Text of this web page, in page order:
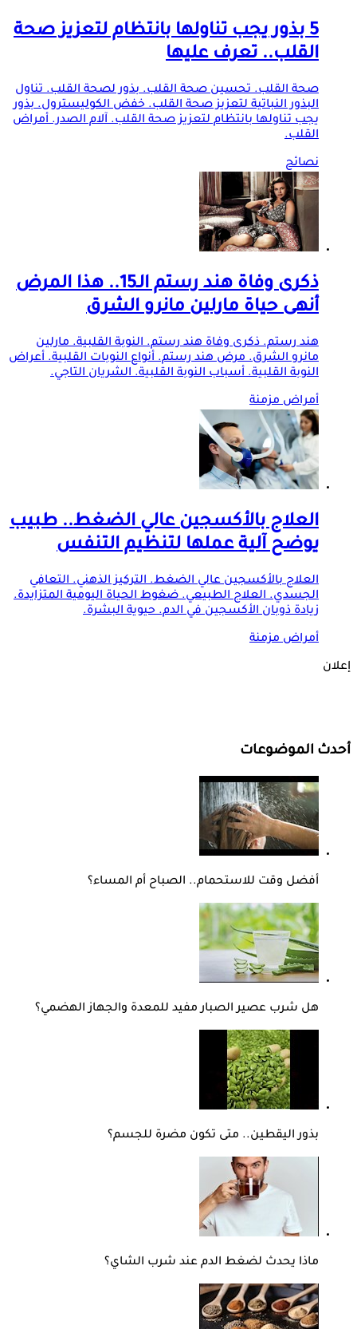
5 بذور يجب تناولها بانتظام لتعزيز صحة
القلب.. تعرف عليها
صحة القلب. تحسين صحة القلب. بذور لصحة القلب. تناول
البذور النباتية لتعزيز صحة القلب. خفض الكوليسترول. بذور
يجب تناولها بانتظام لتعزيز صحة القلب. آلام الصدر. أمراض
القلب.
نصائح
ذكرى وفاة هند رستم الـ15.. هذا المرض
أنهى حياة مارلين مانرو الشرق
هند رستم. ذكرى وفاة هند رستم. النوبة القلبية. مارلين
مانرو الشرق. مرض هند رستم. أنواع النوبات القلبية. أعراض
النوبة القلبية. أسباب النوبة القلبية. الشريان التاجي.
أمراض مزمنة
العلاج بالأكسجين عالي الضغط.. طبيب
يوضح آلية عملها لتنظيم التنفس
العلاج بالأكسجين عالي الضغط. التركيز الذهني. التعافي
الجسدي. العلاج الطبيعي. ضغوط الحياة اليومية المتزايدة.
زيادة ذوبان الأكسجين في الدم. حيوية البشرة.
أمراض مزمنة
إعلان
أحدث الموضوعات
أفضل وقت للاستحمام.. الصباح أم المساء؟
هل شرب عصير الصبار مفيد للمعدة والجهاز الهضمي؟
بذور اليقطين.. متى تكون مضرة للجسم؟
ماذا يحدث لضغط الدم عند شرب الشاي؟